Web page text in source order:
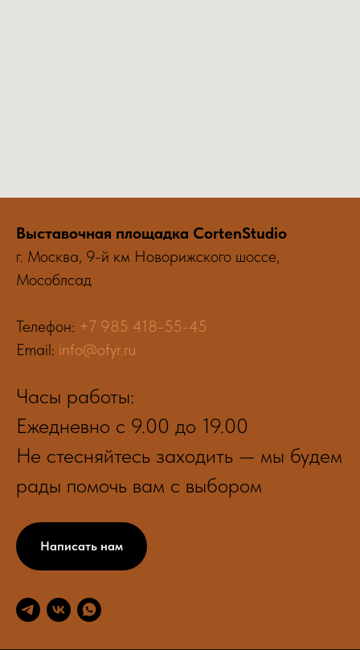
Выставочная площадка CortenStudio
г. Москва, 9-й км Новорижского шоссе,
Мособлсад
Телефон: +7 985 418-55-45
Email: info@ofyr.ru
Часы работы:
Ежедневно с 9.00 до 19.00
Не стесняйтесь заходить — мы будем
рады помочь вам с выбором
Написать нам